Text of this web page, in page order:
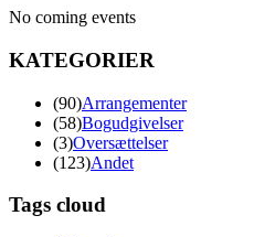
No coming events
KATEGORIER
(90)Arrangementer
(58)Bogudgivelser
(3)Oversættelser
(123)Andet
Tags cloud